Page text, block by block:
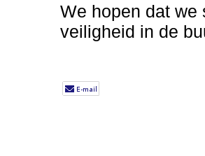
We hopen dat we
veiligheid in de